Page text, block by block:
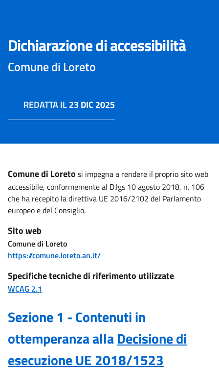
Dichiarazione di accessibilità
Comune di Loreto
REDATTA IL23 DIC 2025
Comune di Loreto si impegna a rendere il proprio sito web
accessibile, conformemente al D.lgs 10 agosto 2018, n. 106
che ha recepito la direttiva UE 2016/2102 del Parlamento
europeo e del Consiglio.
Sito web
Comune di Loreto
https://comune.loreto.an.it/
Specifiche tecniche di riferimento utilizzate
WCAG 2.1
Sezione 1 - Contenuti in
ottemperanza allaDecisione di
esecuzione UE 2018/1523